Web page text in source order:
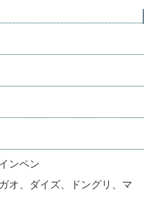
ンペン
オ、ダイズ、ドングリ、マ